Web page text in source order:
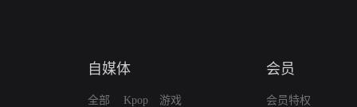
自媒体
全部
Kpop
游戏
会员
会员特权